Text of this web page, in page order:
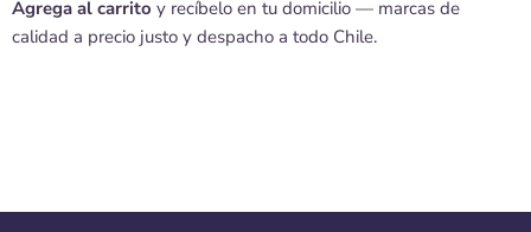
Agrega al carrito y recíbelo en tu domicilio — marcas de
calidad a precio justo y despacho a todo Chile.